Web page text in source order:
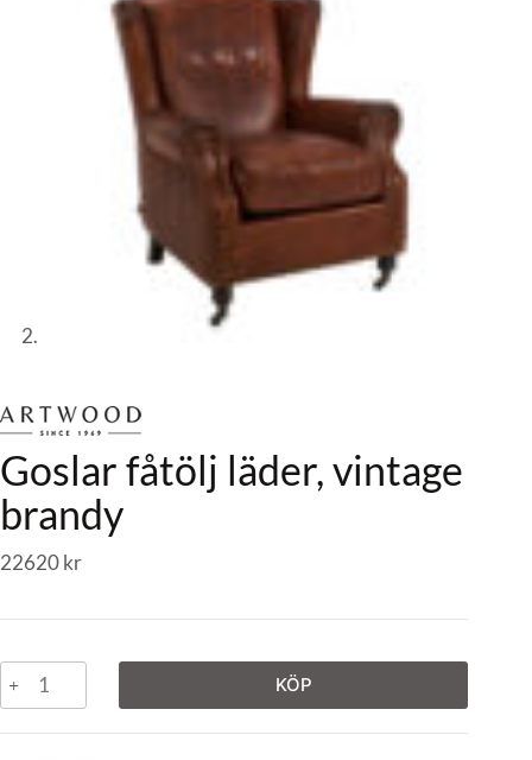
Goslar fåtölj läder, vintage
brandy
22620kr
KÖP